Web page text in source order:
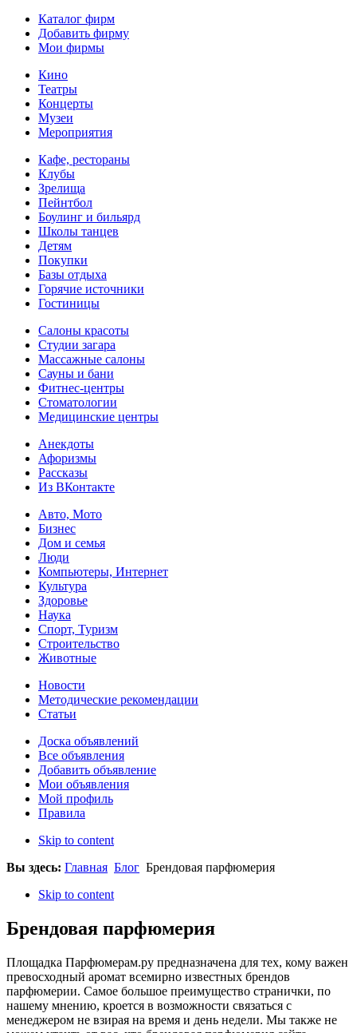
Каталог фирм
Добавить фирму
Мои фирмы
Кино
Театры
Концерты
Музеи
Мероприятия
Кафе, рестораны
Клубы
Зрелища
Пейнтбол
Боулинг и бильярд
Школы танцев
Детям
Покупки
Базы отдыха
Горячие источники
Гостиницы
Салоны красоты
Студии загара
Массажные салоны
Сауны и бани
Фитнес-центры
Стоматологии
Медицинские центры
Анекдоты
Афоризмы
Рассказы
Из ВКонтакте
Авто, Мото
Бизнес
Дом и семья
Люди
Компьютеры, Интернет
Культура
Здоровье
Наука
Спорт, Туризм
Строительство
Животные
Новости
Методические рекомендации
Статьи
Доска объявлений
Все объявления
Добавить объявление
Мои объявления
Мой профиль
Правила
Skip to content
Вы здесь: Главная Блог Брендовая парфюмерия
Skip to content
Брендовая парфюмерия
Площадка Парфюмерам.ру предназначена для тех, кому важен
превосходный аромат всемирно известных брендов
парфюмерии. Самое большое преимущество странички, по
нашему мнению, кроется в возможности связаться с
менеджером не взирая на время и день недели. Мы также не